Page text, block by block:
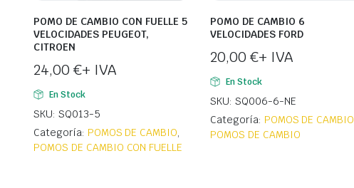
POMO DE CAMBIO CON FUELLE 5
VELOCIDADES PEUGEOT,
CITROEN
24,00 €+ IVA
En Stock
SKU: SQ013-5
Categoría: POMOS DE CAMBIO,
POMOS DE CAMBIO CON FUELLE
POMO DE CAMBIO 6
VELOCIDADES FORD
20,00 €+ IVA
En Stock
SKU: SQ006-6-NE
Categoría: POMOS DE CAMBIO
POMOS DE CAMBIO